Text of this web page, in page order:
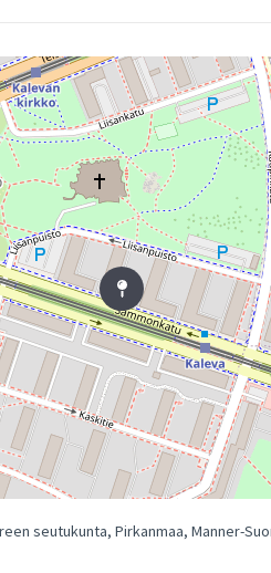
seutukunta, Pirkanmaa, Manner-